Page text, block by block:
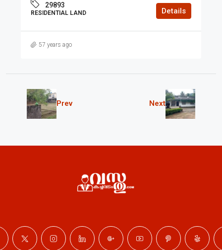
29893
RESIDENTIAL LAND Details
57 years ago
Prev Next